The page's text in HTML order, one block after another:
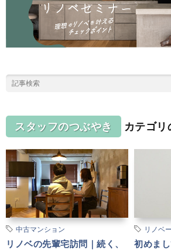
スタッフのつぶやき カテゴ
中古マンション
リノベの先輩宅訪問｜続く、
リノベ
初めまし